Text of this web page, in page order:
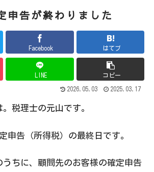
申告が終わりました
Facebook はてブ
LINE コピー
2026.05.03 2025.03.17
税理士の元山です。
申告（所得税）の最終日です。
うちに、顧問先のお客様の確定申告